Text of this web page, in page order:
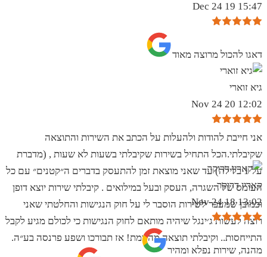
15:47 19 Dec 24
‏דאגו להכול מרוצה מאוד
גיא זוארי
12:02 20 Nov 24
אני חייבת להודות ולהעלות על הכתב את השירות והתוצאה
שקיבלתי.הכל התחיל בשירות שקיבלתי בשעות לא שעות , (מדברת
על 1 בלילה) עד שאני מוצאת זמן להתעסק בדברים ה״קטנים״ עם כל
העומס של השגרה, העסק ובעל במילואים . קיבלתי שירות יוצא דופן
וכמובן שמעבר לשירות הוסבר לי על חוק הנגישות והחלטתי שאני
רוצה לעשות ג׳ינגל שיהיה מותאם לחוק הנגישות כי לכולם מגיע לקבל
התייחסות.. וקיבלתי תוצאה מהממת! אז תבורכו ושפע פרנסה בע״ה.
קארין דרוקר
13:02 18 Nov 24
מהנה, שירות נפלא ומהיר